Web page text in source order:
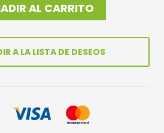
AL CARRITO
A LA LISTA DE DESEOS